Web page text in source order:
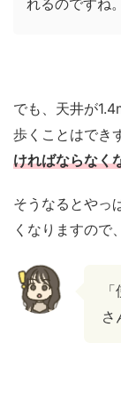
れるのですね。
でも、天井が
歩くことはでき
ければならなく
そうなるとやっ
くなりますので
さ